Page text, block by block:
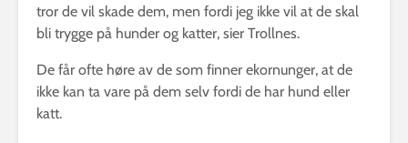
tror de vil skade dem, men fordi jeg ikke vil at de skal
bli trygge på hunder og katter, sier Trollnes.
De får ofte høre av de som finner ekornunger, at de
ikke kan ta vare på dem selv fordi de har hund eller
katt.